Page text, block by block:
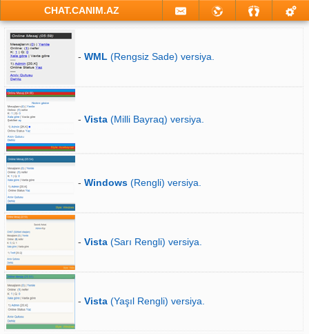
CHAT.CANIM.AZ
- WML (Rengsiz Sade) versiya.
- Vista (Milli Bayraq) versiya.
- Windows (Rengli) versiya.
- Vista (Sarı Rengli) versiya.
- Vista (Yaşıl Rengli) versiya.